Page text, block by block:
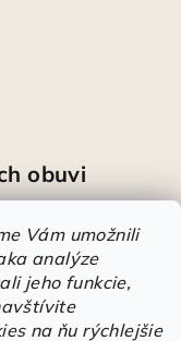
Vám umožnili
analýze
jeho funkcie,
na ňu rýchlejšie
obuvi
Športové pracovné poltopánky PRESTIGE CLASSIC biele